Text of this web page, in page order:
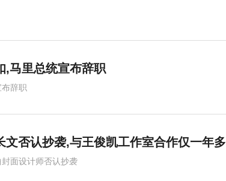
,马里总统宣布辞职
辞职
文否认抄袭,与王俊凯工作室合作仅一年多
面设计师否认抄袭